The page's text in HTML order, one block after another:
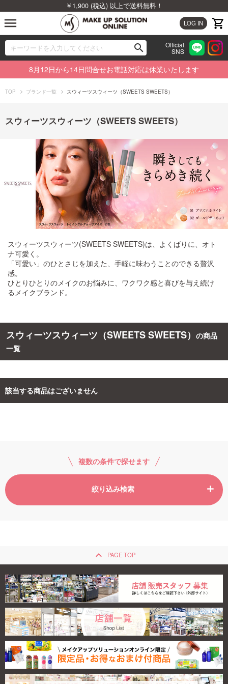
￥1,900 (税込) 以上で送料無料！
LOG IN
menu
search
00
Official
SNS
ブランドから探す
カテゴリから探す
特集から探す
ビューティジャーナルから探す
ご利用ガイド
お問い合わせ
ログイン・新規会員登録
8月12日から14日問合せお電話対応は休業いたします
TOP ブランド一覧 スウィーツスウィーツ（SWEETS SWEETS）
スウィーツスウィーツ（SWEETS SWEETS）
スウィーツスウィーツ(SWEETS SWEETS)は、よくばりに、オト
ナ可愛く。
「可愛い」のひとさじを加えた、手軽に味わうことのできる贅沢
感。
ひとりひとりのメイクのお悩みに、ワクワク感と喜びを与え続け
るメイクブランド。
スウィーツスウィーツ（SWEETS SWEETS） の商品
一覧
該当する商品はございません
複数の条件で探せます
絞り込み検索
keyboard_arrow_up PAGE TOP